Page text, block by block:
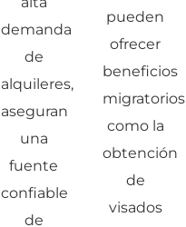
demanda
de
alquileres,
aseguran
una
fuente
confiable
de
pueden
ofrecer
beneficios
como la
obtención
de
visados